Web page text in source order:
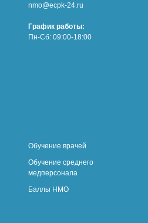
nmo@ecpk-24.ru
График работы:
Пн-Сб: 09:00-18:00
Обучение врачей
Обучение среднего
медперсонала
Баллы НМО